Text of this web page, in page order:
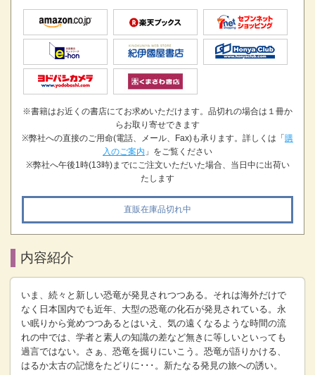
※書籍はお近くの書店にてお求めいただけます。品切れの場合は１冊か
らお取り寄せできます
※弊社への直接のご用命(電話、メール、Fax)も承ります。詳しくは「購
入のご案内 」をご覧ください
※弊社へ午後1時(13時)までにご注文いただいた場合、当日中に出荷い
たします
直販在庫品切れ中
内容紹介
いま、続々と新しい恐竜が発見されつつある。それは海外だけで
なく日本国内でも近年、大型の恐竜の化石が発見されている。永
い眠りから覚めつつあるとはいえ、気の遠くなるような時間の流
れの中では、学者と素人の知識の差など無きに等しいといっても
過言ではない。さぁ、恐竜を掘りにいこう。恐竜が語りかける、
はるか太古の記憶をたどりに･･･。新たなる発見の旅への誘い。